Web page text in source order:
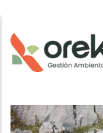
contenido
principal